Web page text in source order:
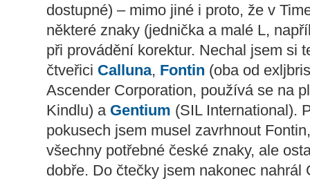
dostupné) – mimo jiné i proto, že v
některé znaky (jednička a malé L,
při provádění korektur. Nechal jsem si
čtveřici Calluna, Fontin (oba od
Ascender Corporation, používá se na
Kindlu) a Gentium (SIL International).
pokusech jsem musel zavrhnout
všechny potřebné české znaky, ale
dobře. Do čtečky jsem nakonec nahrál